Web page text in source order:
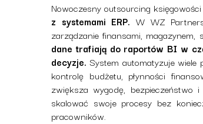
Nowoczesny outsourcing
z systemami ERP. W WZ
zarządzanie finansami,
dane trafiają do raportów BI w
decyzje. System automatyzuje wiele
kontrolę budżetu, płynności
zwiększa wygodę,
skalować swoje procesy bez
pracowników.